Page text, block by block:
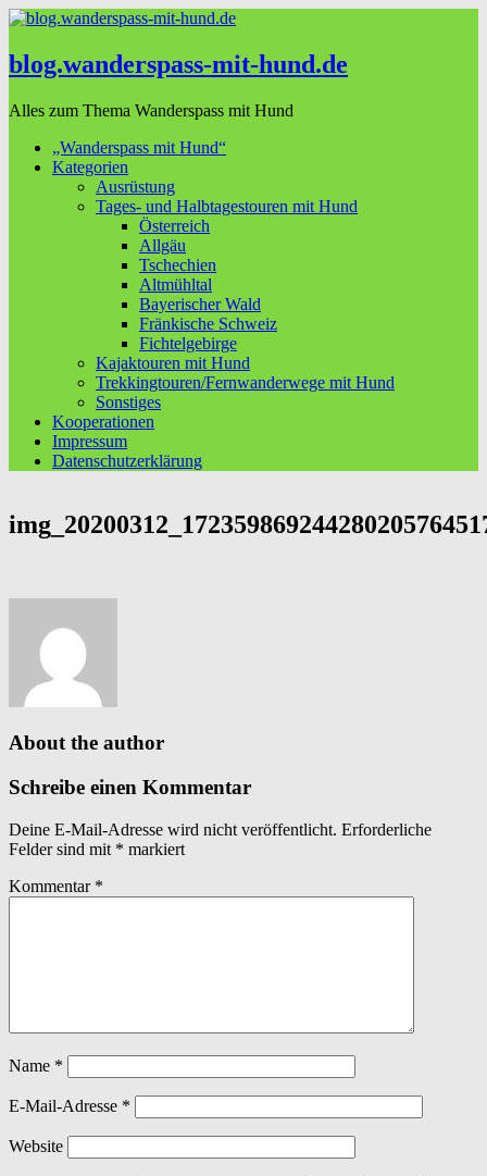
blog.wanderspass-mit-hund.de
Alles zum Thema Wanderspass mit Hund
„Wanderspass mit Hund“
Kategorien
Ausrüstung
Tages- und Halbtagestouren mit Hund
Österreich
Allgäu
Tschechien
Altmühltal
Bayerischer Wald
Fränkische Schweiz
Fichtelgebirge
Kajaktouren mit Hund
Trekkingtouren/Fernwanderwege mit Hund
Sonstiges
Kooperationen
Impressum
Datenschutzerklärung
About the author
Schreibe einen Kommentar
Deine E-Mail-Adresse wird nicht veröffentlicht. Erforderliche
Felder sind mit * markiert
Kommentar *
Name *
E-Mail-Adresse *
Website